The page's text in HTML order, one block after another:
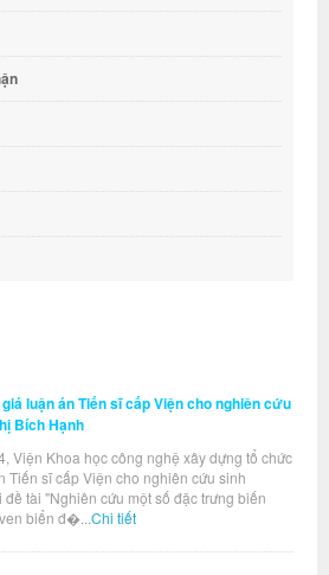
luận án Tiến sĩ cấp Viện cho nghiên cứu
Bích Hạnh
Viện Khoa học công nghệ xây dựng tổ chức
Tiến sĩ cấp Viện cho nghiên cứu sinh
tài "Nghiên cứu một số đặc trưng biến
biển đ�... Chi tiết